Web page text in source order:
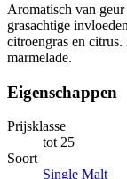
Aromatisch van
grasachtige
citroengras en
marmelade.
Eigenschappen
Prijsklasse
tot 25
Soort
Single Malt